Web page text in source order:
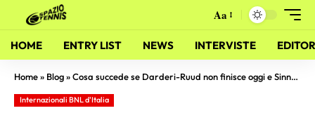
Aa
HOME ENTRY LIST NEWS INTERVISTE
Home» Blog»Cosa succede se Darderi-Ruud non finisce oggi e Sinner-Medvedev non si gioca? Come funzionano i rimborsi biglietti semifinali Internazionali d’Italia
Internazionali BNL d'Italia